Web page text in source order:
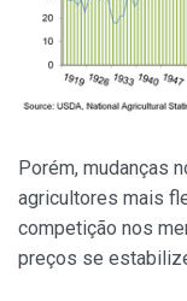
Porém, mudanças
agricultores mais
competição nos
preços se